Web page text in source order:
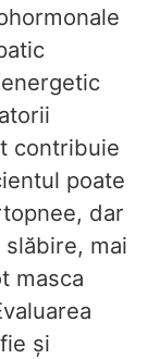
contribuie
poate
dar
mai
masca
și